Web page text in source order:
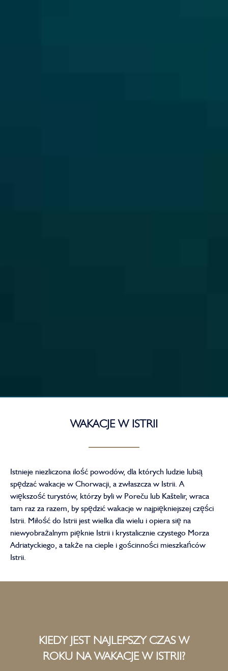
WAKACJE W ISTRII
Istnieje niezliczona ilość powodów, dla których ludzie lubią
spędzać wakacje w Chorwacji, a zwłaszcza w Istrii. A
większość turystów, którzy byli w Poreču lub Kaštelir, wraca
tam raz za razem, by spędzić wakacje w najpiękniejszej części
Istrii. Miłość do Istrii jest wielka dla wielu i opiera się na
niewyobrażalnym pięknie Istrii i krystalicznie czystego Morza
Adriatyckiego, a także na cieple i gościnności mieszkańców
Istrii.
KIEDY JEST NAJLEPSZY CZAS W
ROKU NA WAKACJE W ISTRII?